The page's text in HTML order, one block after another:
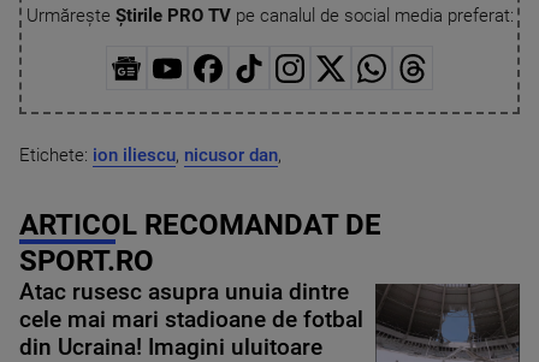
Urmărește Știrile PRO TVpe canalul de social media preferat:
Etichete: ion iliescu, nicusor dan,
ARTICOL RECOMANDAT DE
SPORT.RO
Atac rusesc asupra unuia dintre
cele mai mari stadioane de fotbal
din Ucraina! Imagini uluitoare